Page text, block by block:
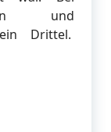
und
Drittel.